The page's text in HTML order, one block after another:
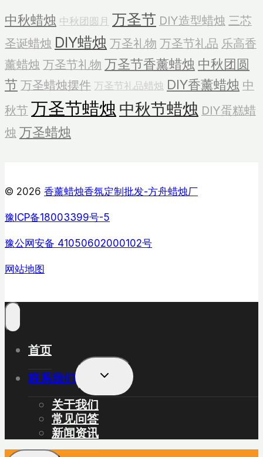
义
中秋蜡烛 中秋团圆月 万圣节 DIY造型蜡烛 三芯
圣诞蜡烛 DIY蜡烛 万圣礼物 万圣节礼品 乐高香
薰蜡烛 万圣节礼物 万圣节香薰蜡烛 中秋团圆
节 万圣蜡烛摆件 万圣节礼品蜡烛 DIY香薰蜡烛 中
秋节 万圣节蜡烛 中秋节蜡烛 DIY蛋糕蜡
烛 万圣蜡烛
© 2026 香薰蜡烛香氛定制批发-方舟蜡烛厂
豫ICP备18003399号-5
豫公网安备 41050602000102号
网站地图
首页
联系我们
展
子
菜
单
关于我们
常见问答
新闻资讯